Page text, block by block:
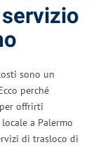
sono un
perché
per offrirti
a Palermo
di trasloco di